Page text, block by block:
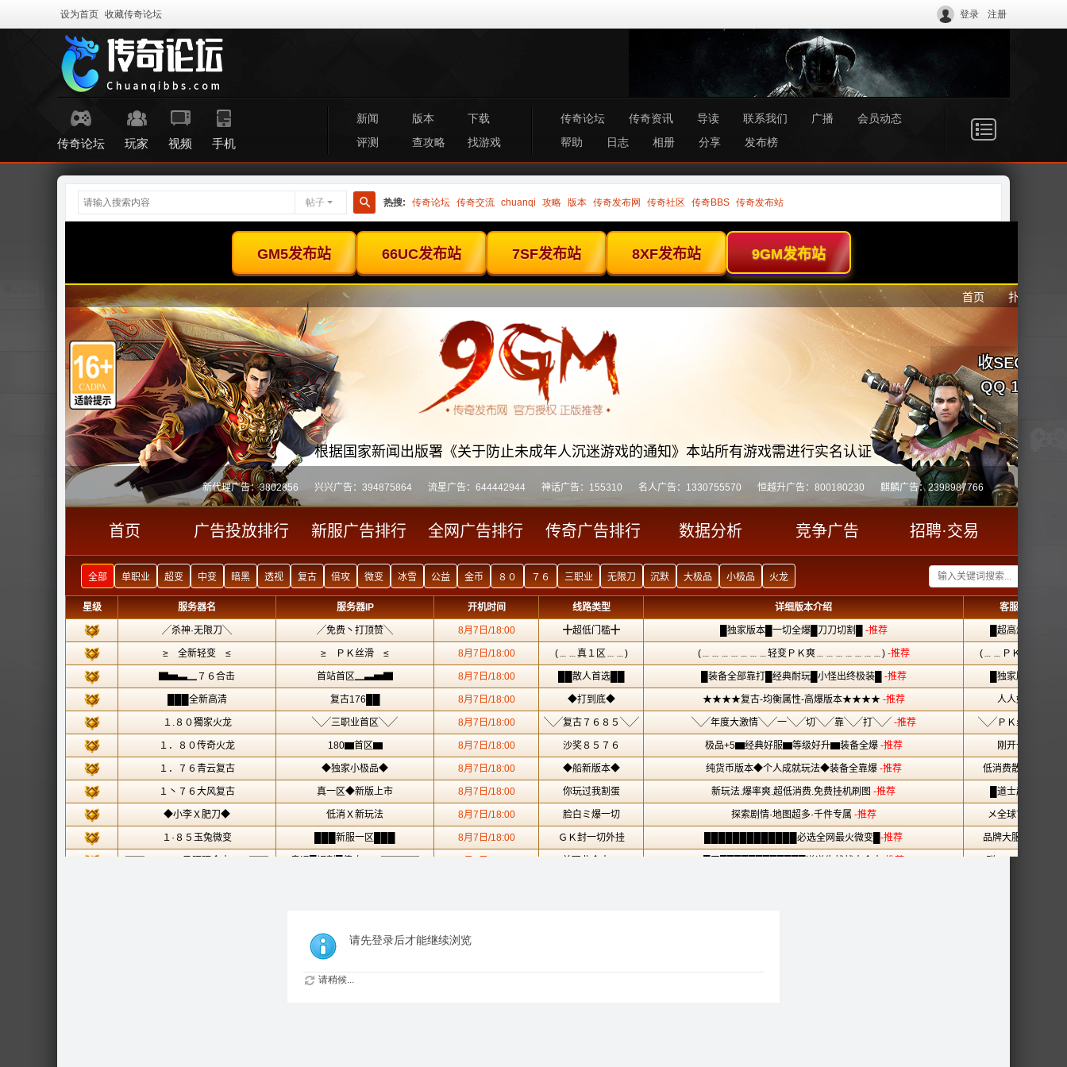
设为首页 收藏传奇论坛 登录 注册
传奇论坛 玩家 视频 手机
新闻 版本
下载
评测
查攻略 找游戏
传奇论坛 传奇资讯 导读 联系我们 广播
会员动态
帮助
日志 相册 分享 发布榜
帖子
搜
热搜: 传奇论坛 传奇交流 chuanqi 攻略 版本 传奇发布网 传奇社区 传奇BBS 传奇发布站
请先登录后才能继续浏览
请稍候...